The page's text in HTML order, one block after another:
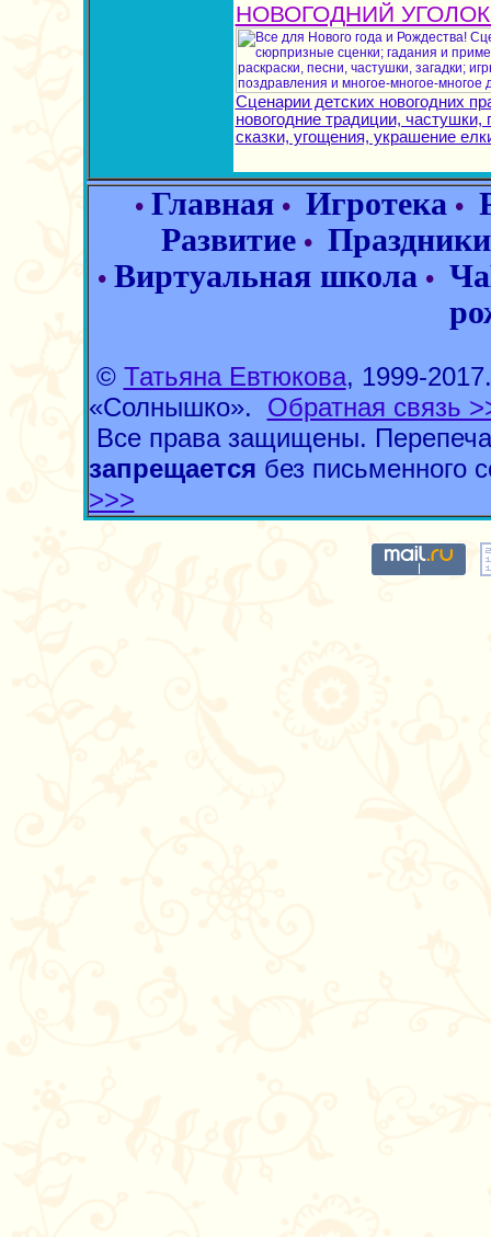
НОВОГОДНИЙ
Сценарии детских новогодних
новогодние традиции, частушки,
сказки, угощения, украшение
• Главная • Игротека •
Развитие• Праздники
• Виртуальная школа •
© Татьяна Евтюкова, 1999-
«Солнышко». Обратная связь
Все права защищены.
запрещается без письменного
>>>